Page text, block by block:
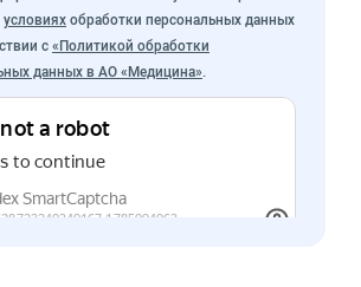
условиях обработки персональных данных
с «Политикой обработки
данных в АО «Медицина».